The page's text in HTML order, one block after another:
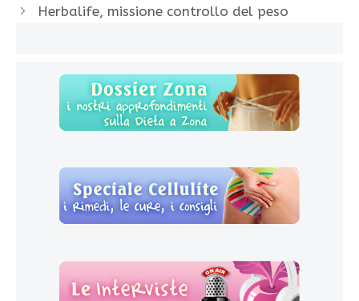
Herbalife, missione controllo del peso